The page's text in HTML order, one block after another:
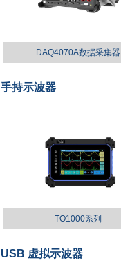
DAQ4070A数据采集器
手持示波器
TO1000系列
USB 虚拟示波器